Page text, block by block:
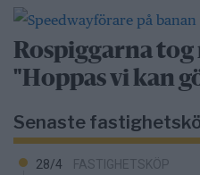
Rospiggarna tog
"Hoppas vi kan
Senaste
28/4 FASTIGHETSKÖP